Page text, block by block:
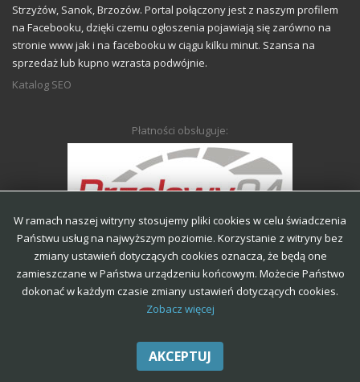
Strzyżów, Sanok, Brzozów. Portal połączony jest z naszym profilem
na Facebooku, dzięki czemu ogłoszenia pojawiają się zarówno na
stronie www jak i na facebooku w ciągu kilku minut. Szansa na
sprzedaż lub kupno wzrasta podwójnie.
Katalog SEO
Płatności obsługuje:
Regulamin portalu Regulamin ogłoszeń Polityka prywatności
Anonse-Krosno | Wszystkie prawa zastrzeżone.
W ramach naszej witryny stosujemy pliki cookies w celu świadczenia
Państwu usług na najwyższym poziomie. Korzystanie z witryny bez
zmiany ustawień dotyczących cookies oznacza, że będą one
zamieszczane w Państwa urządzeniu końcowym. Możecie Państwo
dokonać w każdym czasie zmiany ustawień dotyczących cookies.
Zobacz więcej
AKCEPTUJ